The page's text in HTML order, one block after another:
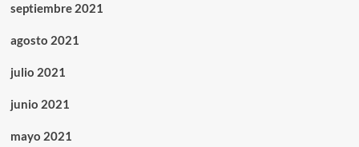
septiembre 2021
agosto 2021
julio 2021
junio 2021
mayo 2021